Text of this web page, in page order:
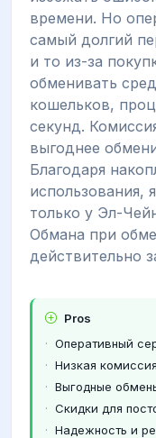
времени. Но
самый долгий
и то из-за
обменивать
кошельков,
секунд.
выгоднее
Благодаря
использования,
только у Эл-
Обмана при
действительно
Pros
Оперативный
Низкая комиссия
Выгодные
Скидки для
Надежность и